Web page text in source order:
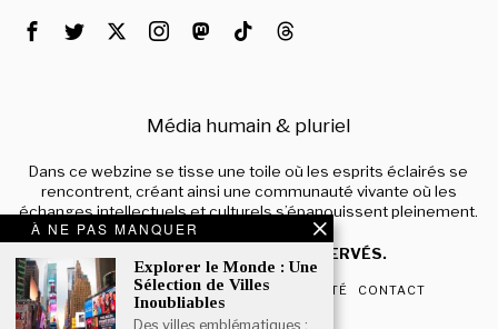
Média humain & pluriel
Dans ce webzine se tisse une toile où les esprits éclairés se
rencontrent, créant ainsi une communauté vivante où les
échanges intellectuels et culturels s’épanouissent pleinement.
© 2024 – TOUS DROITS RÉSERVÉS.
QUI SOMMES-NOUS CONFIDENTIALITÉ CONTACT
À NE PAS MANQUER
Explorer le Monde : Une
Sélection de Villes
Inoubliables
Des villes emblématiques :